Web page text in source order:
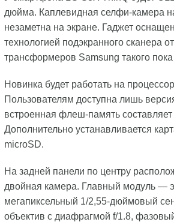
дюйма. Каплевидная селфи-камера
незаметна на экране. Гаджет
технологией подэкранного сканера
трансформеров Samsung такого пока
Новинка будет работать на
Пользователям доступна лишь
встроенная флеш-память
Дополнительно устанавливается
microSD.
На задней панели по центру
двойная камера. Главный модуль —
мегапиксельный 1/2,55-дюймовый
объектив с диафрагмой f/1.8,